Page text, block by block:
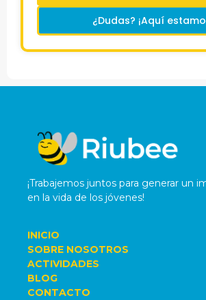
¿Dudas? ¡Aquí
INICIO
SOBRE NOSOTROS
ACTIVIDADES
BLOG
CONTACTO
¡Trabajemos juntos para generar un
en la vida de los jóvenes!